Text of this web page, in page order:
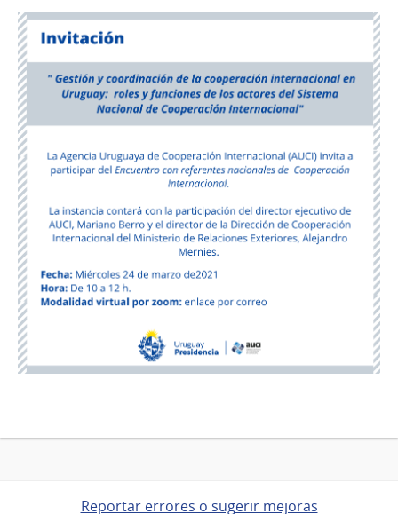
del
2021
Reportar errores o sugerir mejoras